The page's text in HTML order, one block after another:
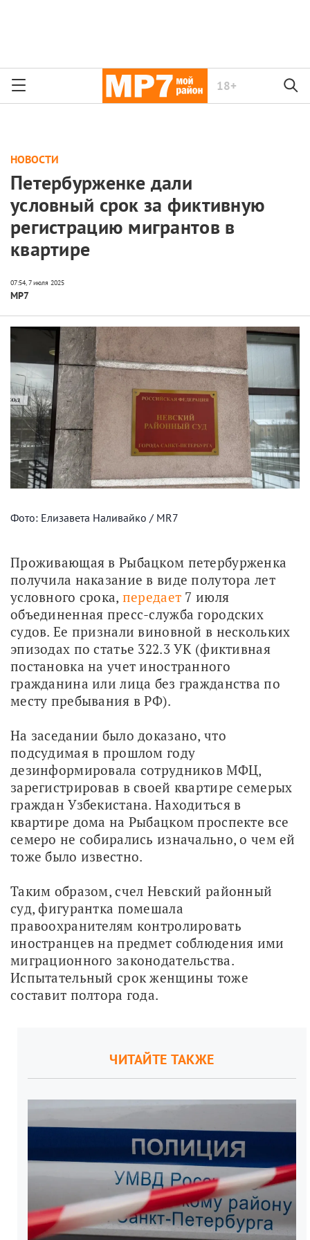
18+
НОВОСТИ
Петербурженке дали
условный срок за фиктивную
регистрацию мигрантов в
квартире
МР7
Фото: Елизавета Наливайко / MR7
Проживающая в Рыбацком петербурженка
получила наказание в виде полутора лет
условного срока, передает 7 июля
объединенная пресс-служба городских
судов. Ее признали виновной в нескольких
эпизодах по статье 322.3 УК (фиктивная
постановка на учет иностранного
гражданина или лица без гражданства по
месту пребывания в РФ).
На заседании было доказано, что
подсудимая в прошлом году
дезинформировала сотрудников МФЦ,
зарегистрировав в своей квартире семерых
граждан Узбекистана. Находиться в
квартире дома на Рыбацком проспекте все
семеро не собирались изначально, о чем ей
тоже было известно.
Таким образом, счел Невский районный
суд, фигурантка помешала
правоохранителям контролировать
иностранцев на предмет соблюдения ими
миграционного законодательства.
Испытательный срок женщины тоже
составит полтора года.
ЧИТАЙТЕ ТАКЖЕ